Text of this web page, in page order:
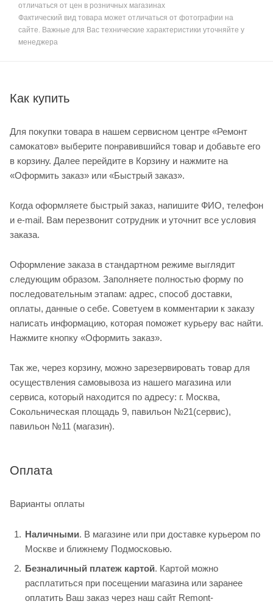
отличаться от цен в розничных магазинах
Фактический вид товара может отличаться от фотографии на
сайте. Важные для Вас технические характеристики уточняйте у
менеджера
Как купить
Для покупки товара в нашем сервисном центре «Ремонт
самокатов» выберите понравившийся товар и добавьте его
в корзину. Далее перейдите в Корзину и нажмите на
«Оформить заказ» или «Быстрый заказ».
Когда оформляете быстрый заказ, напишите ФИО, телефон
и e-mail. Вам перезвонит сотрудник и уточнит все условия
заказа.
Оформление заказа в стандартном режиме выглядит
следующим образом. Заполняете полностью форму по
последовательным этапам: адрес, способ доставки,
оплаты, данные о себе. Советуем в комментарии к заказу
написать информацию, которая поможет курьеру вас найти.
Нажмите кнопку «Оформить заказ».
Так же, через корзину, можно зарезервировать товар для
осуществления самовывоза из нашего магазина или
сервиса, который находится по адресу: г. Москва,
Сокольническая площадь 9, павильон №21(сервис),
павильон №11 (магазин).
Оплата
Варианты оплаты
Наличными. В магазине или при доставке курьером по
Москве и ближнему Подмосковью.
Безналичный платеж картой. Картой можно
расплатиться при посещении магазина или заранее
оплатить Ваш заказ через наш сайт Remont-